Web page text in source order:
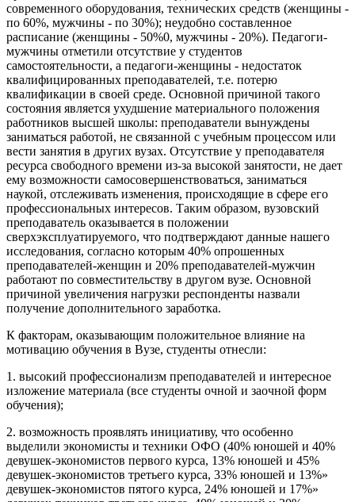
современного оборудования, технических средств (женщины -
по 60%, мужчины - по 30%); неудобно составленное
расписание (женщины - 50%0, мужчины - 20%). Педагоги-
мужчины отметили отсутствие у студентов
самостоятельности, а педагоги-женщины - недостаток
квалифицированных преподавателей, т.е. потерю
квалификации в своей среде. Основной причиной такого
состояния является ухудшение материального положения
работников высшей школы: преподаватели вынуждены
заниматься работой, не связанной с учебным процессом или
вести занятия в других вузах. Отсутствие у преподавателя
ресурса свободного времени из-за высокой занятости, не дает
ему возможности самосовершенствоваться, заниматься
наукой, отслеживать изменения, происходящие в сфере его
профессиональных интересов. Таким образом, вузовский
преподаватель оказывается в положении
сверхэксплуатируемого, что подтверждают данные нашего
исследования, согласно которым 40% опрошенных
преподавателей-женщин и 20% преподавателей-мужчин
работают по совместительству в другом вузе. Основной
причиной увеличения нагрузки респонденты назвали
получение дополнительного заработка.
К факторам, оказывающим положительное влияние на
мотивацию обучения в Вузе, студенты отнесли:
1. высокий профессионализм преподавателей и интересное
изложение материала (все студенты очной и заочной форм
обучения);
2. возможность проявлять инициативу, что особенно
выделили экономисты и техники ОФО (40% юношей и 40%
девушек-экономистов первого курса, 13% юношей и 45%
девушек-экономистов третьего курса, 33% юношей и 13%»
девушек-экономистов пятого курса, 24% юношей и 17%»